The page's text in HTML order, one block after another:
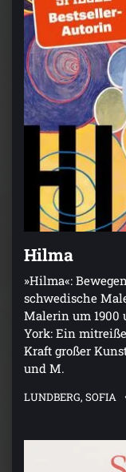
Hilma
»Hilma«:
schwedische
Malerin um 1900
York: Ein
Kraft großer
und M.
LUNDBERG, SOFIA